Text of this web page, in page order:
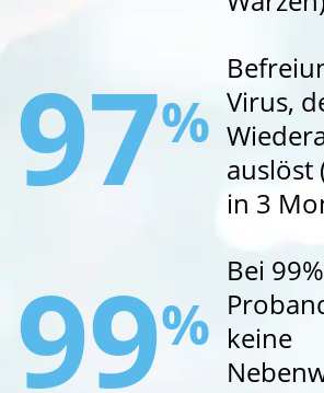
97% Virus,
auslöst
in 3
99%
Bei
keine